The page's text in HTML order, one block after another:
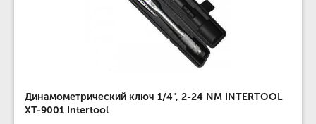
Динамометрический ключ 1/4", 2-24 NM INTERTOOL
XT-9001 Intertool